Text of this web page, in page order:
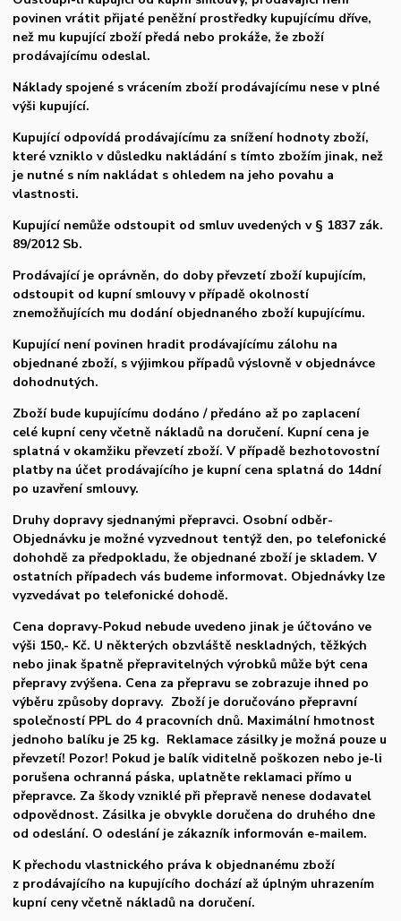
povinen vrátit přijaté peněžní prostředky kupujícímu dříve,
než mu kupující zboží předá nebo prokáže, že zboží
prodávajícímu odeslal.
Náklady spojené s vrácením zboží prodávajícímu nese v plné
výši kupující.
Kupující odpovídá prodávajícímu za snížení hodnoty zboží,
které vzniklo v důsledku nakládání s tímto zbožím jinak, než
je nutné s ním nakládat s ohledem na jeho povahu a
vlastnosti.
Kupující nemůže odstoupit od smluv uvedených v § 1837 zák.
89/2012 Sb.
Prodávající je oprávněn, do doby převzetí zboží kupujícím,
odstoupit od kupní smlouvy v případě okolností
znemožňujících mu dodání objednaného zboží kupujícímu.
Kupující není povinen hradit prodávajícímu zálohu na
objednané zboží, s výjimkou případů výslovně v objednávce
dohodnutých.
Zboží bude kupujícímu dodáno / předáno až po zaplacení
celé kupní ceny včetně nákladů na doručení. Kupní cena je
splatná v okamžiku převzetí zboží. V případě bezhotovostní
platby na účet prodávajícího je kupní cena splatná do 14dní
po uzavření smlouvy.
Druhy dopravy sjednanými přepravci. Osobní odběr-
Objednávku je možné vyzvednout tentýž den, po telefonické
dohohdě za předpokladu, že objednané zboží je skladem. V
ostatních případech vás budeme informovat. Objednávky lze
vyzvedávat po telefonické dohodě.
Cena dopravy-Pokud nebude uvedeno jinak je účtováno ve
výši 150,- Kč. U některých obzvláště neskladných, těžkých
nebo jinak špatně přepravitelných výrobků může být cena
přepravy zvýšena. Cena za přepravu se zobrazuje ihned po
výběru způsoby dopravy. Zboží je doručováno přepravní
společností PPL do 4 pracovních dnů. Maximální hmotnost
jednoho balíku je 25 kg. Reklamace zásilky je možná pouze u
převzetí! Pozor! Pokud je balík viditelně poškozen nebo je-li
porušena ochranná páska, uplatněte reklamaci přímo u
přepravce. Za škody vzniklé při přepravě nenese dodavatel
odpovědnost. Zásilka je obvykle doručena do druhého dne
od odeslání. O odeslání je zákazník informován e-mailem.
K přechodu vlastnického práva k objednanému zboží
z prodávajícího na kupujícího dochází až úplným uhrazením
kupní ceny včetně nákladů na doručení.